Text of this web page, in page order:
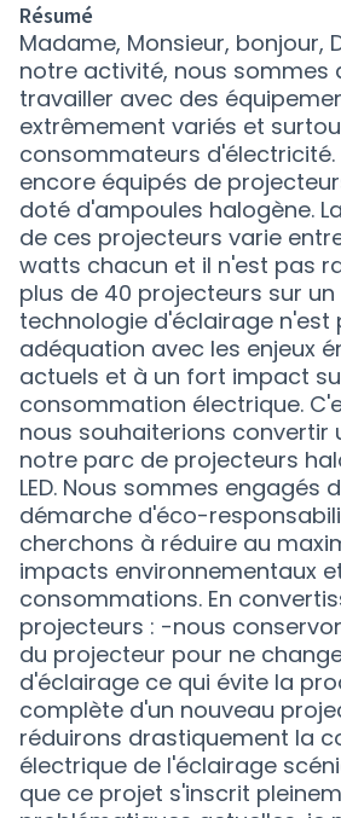
Résumé
Madame, Monsieur, bonjour,
notre activité, nous sommes
travailler avec des
extrêmement variés et
consommateurs d'électricité.
encore équipés de
doté d'ampoules halogène.
de ces projecteurs varie
watts chacun et il n'est pas
plus de 40 projecteurs sur
technologie d'éclairage n'est
adéquation avec les enjeux
actuels et à un fort impact
consommation électrique.
nous souhaiterions convertir
notre parc de projecteurs
LED. Nous sommes engagés
démarche d'éco-
cherchons à réduire au
impacts environnementaux
consommations. En
projecteurs : -nous
du projecteur pour ne
d'éclairage ce qui évite la
complète d'un nouveau
réduirons drastiquement la
électrique de l'éclairage
que ce projet s'inscrit